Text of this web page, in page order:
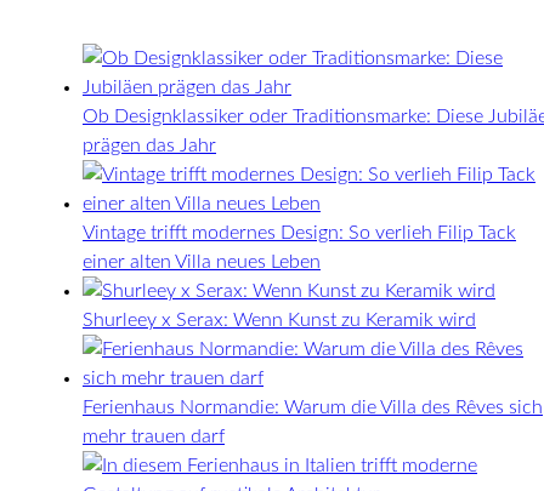
Ob Designklassiker oder Traditionsmarke: Diese
prägen das Jahr
Vintage trifft modernes Design: So verlieh Filip Tack
einer alten Villa neues Leben
Shurleey x Serax: Wenn Kunst zu Keramik wird
Ferienhaus Normandie: Warum die Villa des Rêves sich
mehr trauen darf